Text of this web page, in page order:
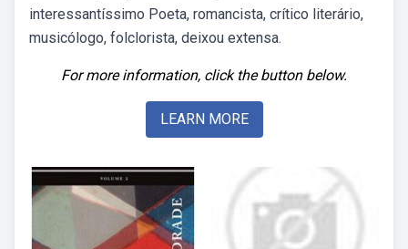
interessantíssimo Poeta, romancista, crítico literário,
musicólogo, folclorista, deixou extensa.
For more information, click the button below.
LEARN MORE